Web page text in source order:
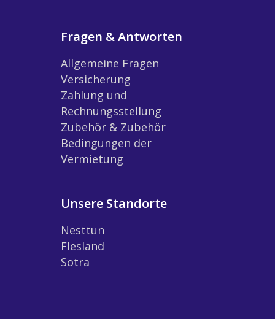
Fragen & Antworten
Allgemeine Fragen
Versicherung
Zahlung und
Rechnungsstellung
Zubehör & Zubehör
Bedingungen der
Vermietung
Unsere Standorte
Nesttun
Flesland
Sotra